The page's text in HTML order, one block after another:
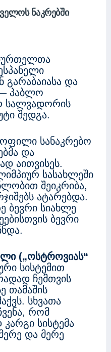
ᲜᲐᲙᲠᲔᲑᲨᲘ
გარაბაიასა და
— პაბლო
სალვადორის
შედგა.
სანაკრებო
და
აითვისეს.
სასახლეში
შეიკრიბა,
ატარებდა.
ბევრი სიახლე
ბევრი
(„ოსტროვიას“
სისტემით
ჩემთვის
თამაშის
სხვათა
რომ
კარგი სისტემა
და მერე